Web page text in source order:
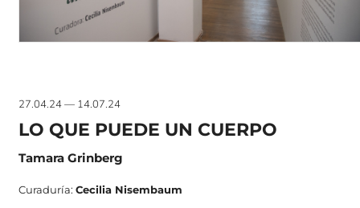
27.04.24 — 14.07.24
LO QUE PUEDE UN CUERPO
Tamara Grinberg
Curaduría: Cecilia Nisembaum